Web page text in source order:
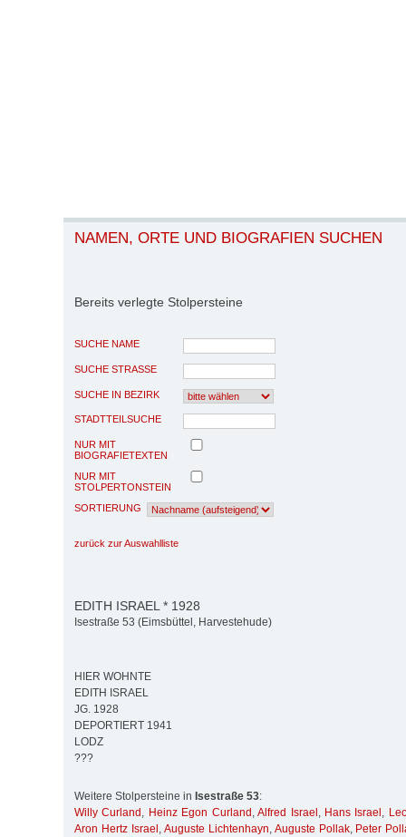
NAMEN, ORTE UND BIOGRAFIEN SUCHEN
Bereits verlegte Stolpersteine
SUCHE NAME
SUCHE STRASSE
SUCHE IN BEZIRK
STADTTEILSUCHE
NUR MIT
BIOGRAFIETEXTEN
NUR MIT
STOLPERTONSTEIN
SORTIERUNG
zurück zur Auswahlliste
EDITH ISRAEL * 1928
Isestraße 53 (Eimsbüttel, Harvestehude)
HIER WOHNTE
EDITH ISRAEL
JG. 1928
DEPORTIERT 1941
LODZ
???
Weitere Stolpersteine in Isestraße 53:
Willy Curland , Heinz Egon Curland ,Alfred Israel , Hans Israel ,
Aron Hertz Israel , Auguste Lichtenhayn, Auguste Pollak, Peter